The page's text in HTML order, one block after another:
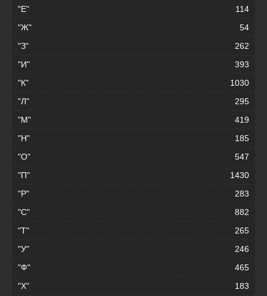
"Е"
114
"Ж"
54
"З"
262
"И"
393
"К"
1030
"Л"
295
"М"
419
"Н"
185
"О"
547
"П"
1430
"Р"
283
"С"
882
"Т"
265
"У"
246
"Ф"
465
"Х"
183